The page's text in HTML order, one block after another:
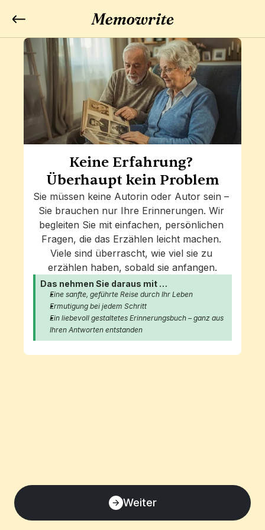
Keine Erfahrung?
Überhaupt kein Problem
Sie müssen keine Autorin oder Autor sein –
Sie brauchen nur Ihre Erinnerungen. Wir
begleiten Sie mit einfachen, persönlichen
Fragen, die das Erzählen leicht machen.
Viele sind überrascht, wie viel sie zu
erzählen haben, sobald sie anfangen.
Das nehmen Sie daraus mit …
Eine sanfte, geführte Reise durch Ihr Leben
Ermutigung bei jedem Schritt
Ein liebevoll gestaltetes Erinnerungsbuch – ganz aus
Ihren Antworten entstanden
Weiter